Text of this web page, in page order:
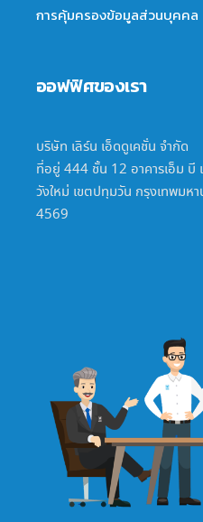
การคุ้มครองข้อมูลส่วนบุคคล
ออฟฟิศของเรา
บริษัท เลิร์น เอ็ดดูเคชั่น จำกัด
ที่อยู่ 444 ชั้น 12 อาคารเอ็ม บี
วังใหม่ เขตปทุมวัน กรุงเทพม
4569